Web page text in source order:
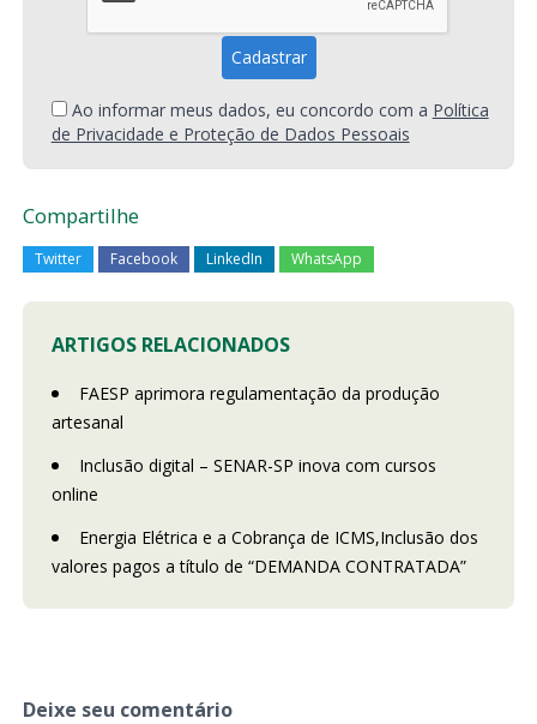
Ao informar meus dados, eu concordo com a Política
de Privacidade e Proteção de Dados Pessoais
Compartilhe
Twitter Facebook LinkedIn WhatsApp
ARTIGOS RELACIONADOS
FAESP aprimora regulamentação da produção
artesanal
Inclusão digital – SENAR-SP inova com cursos
online
Energia Elétrica e a Cobrança de ICMS,Inclusão dos
valores pagos a título de “DEMANDA CONTRATADA”
Deixe seu comentário